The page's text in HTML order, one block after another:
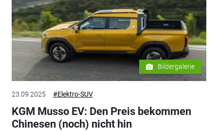
Bildergalerie
23.09.2025 #Elektro-SUV
KGM Musso EV: Den Preis bekommen
Chinesen (noch) nicht hin